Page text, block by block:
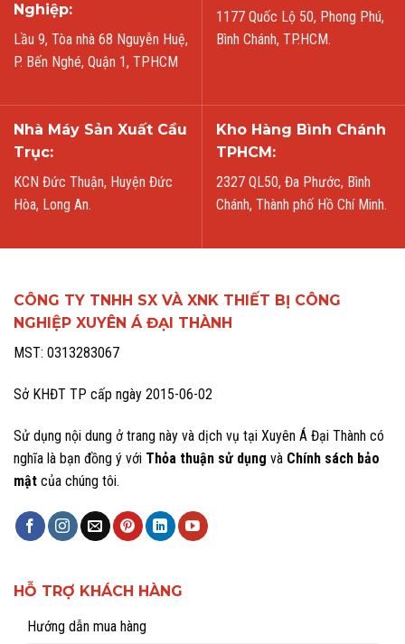
Nghiệp:
Lầu 9, Tòa nhà 68 Nguyễn Huệ,
P. Bến Nghé, Quận 1, TPHCM
1177 Quốc Lộ 50, Phong Phú,
Bình Chánh, TP.HCM.
Nhà Máy Sản Xuất Cầu
Trục:
KCN Đức Thuận, Huyện Đức
Hòa, Long An.
Kho Hàng Bình Chánh
TPHCM:
2327 QL50, Đa Phước, Bình
Chánh, Thành phố Hồ Chí Minh.
CÔNG TY TNHH SX VÀ XNK THIẾT BỊ CÔNG
NGHIỆP XUYÊN Á ĐẠI THÀNH
MST: 0313283067
Sở KHĐT TP cấp ngày 2015-06-02
Sử dụng nội dung ở trang này và dịch vụ tại Xuyên Á Đại Thành có
nghĩa là bạn đồng ý với Thỏa thuận sử dụng và Chính sách bảo
mật của chúng tôi.
HỖ TRỢ KHÁCH HÀNG
Hướng dẫn mua hàng